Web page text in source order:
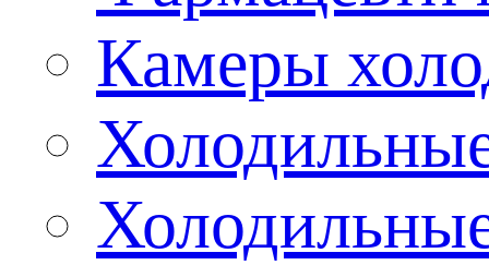
Камеры